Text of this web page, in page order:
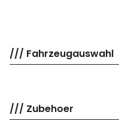
/// Fahrzeugauswahl
/// Zubehoer